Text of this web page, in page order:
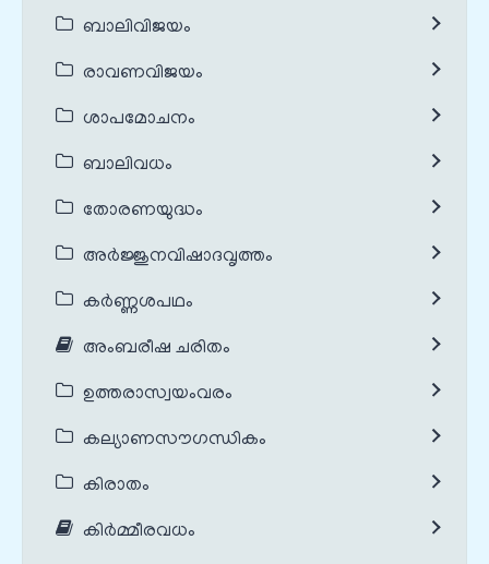
ബാലിവിജയം
രാവണവിജയം
ശാപമോചനം
ബാലിവധം
തോരണയുദ്ധം
അർജ്ജുനവിഷാദവൃത്തം
കർണ്ണശപഥം
അംബരീഷ ചരിതം
ഉത്തരാസ്വയംവരം
കല്യാണസൗഗന്ധികം
കിരാതം
കിർമ്മീരവധം